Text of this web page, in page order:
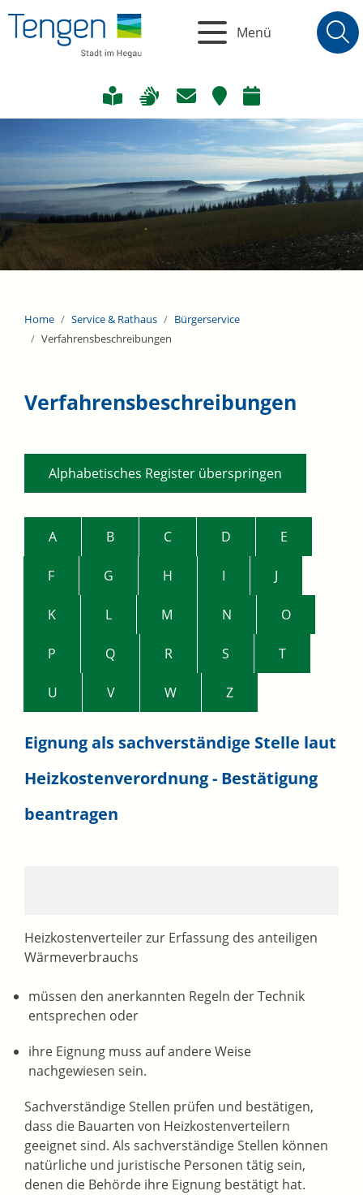
Menü
Home Service & Rathaus
Bürgerservice
Verfahrensbeschreibungen
Verfahrensbeschreibungen
Alphabetisches Register überspringen
A B C D E
F G H I J
K L M N O
P Q R S T
U V W Z
Eignung als sachverständige Stelle laut
Heizkostenverordnung - Bestätigung
beantragen
Heizkostenverteiler zur Erfassung des anteiligen
Wärmeverbrauchs
müssen den anerkannten Regeln der Technik
entsprechen oder
ihre Eignung muss auf andere Weise
nachgewiesen sein.
Sachverständige Stellen prüfen und bestätigen,
dass die Bauarten von Heizkostenverteilern
geeignet sind. Als sachverständige Stellen können
natürliche und juristische Personen tätig sein,
denen die Behörde ihre Eignung bestätigt hat.